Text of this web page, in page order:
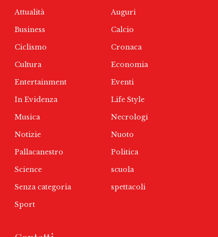
Attualità
Auguri
Business
Calcio
Ciclismo
Cronaca
Cultura
Economia
Entertainment
Eventi
In Evidenza
Life Style
Musica
Necrologi
Notizie
Nuoto
Pallacanestro
Politica
Science
scuola
Senza categoria
spettacoli
Sport